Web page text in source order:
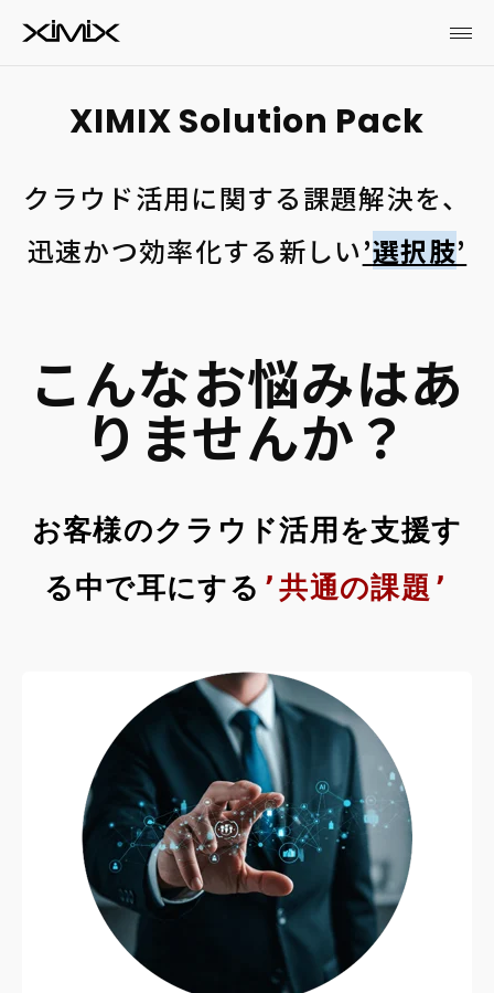
クラウド活用に関する課題解決を、
迅速かつ効率化する新しい’選択肢’
こんなお悩みはあ
りませんか？
お客様のクラウド活用を支援す
る中で耳にする ’共通の課題’